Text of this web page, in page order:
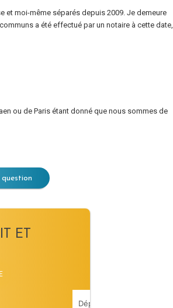
et moi-même séparés depuis 2009. Je demeure
a été effectué par un notaire à cette date,
ou de Paris étant donné que nous sommes de
ET